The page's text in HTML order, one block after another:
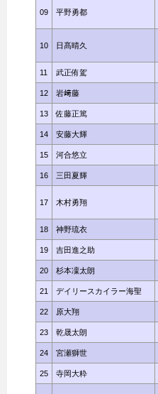
09 平野勇都
10 日髙晴久
11 武正侑駕
12 岩﨑藤
13 佐藤正篤
14 安藤大輝
15 河合悠立
16 三田夏輝
17 木村勇翔
18 神野琉衣
19 吉田進之助
20 杉本凜太朗
21 デイリースカイラー海聖
22 原大翔
23 乾晟太朗
24 宮瀬獅世
25 寺岡大粋